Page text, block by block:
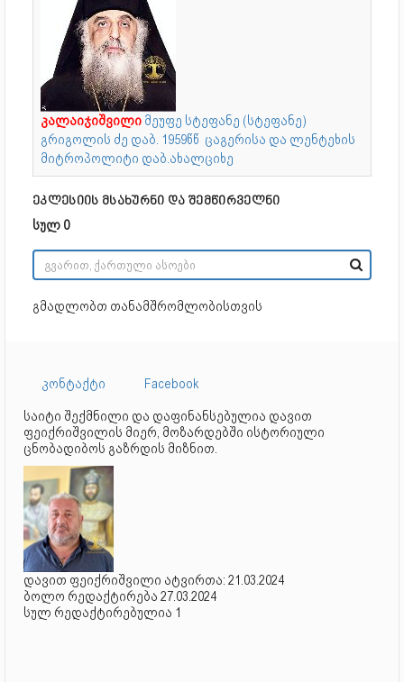
კალაიჯიშვილი მეუფე სტეფანე (სტეფანე)
გრიგოლის ძე დაბ. 1959წწ ცაგერისა და ლენტეხის
მიტროპოლიტი დაბ.ახალციხე
ეკლესიის მსახურნი და შემწირველნი
სულ 0
გმადლობთ თანამშრომლობისთვის
კონტაქტი
Facebook
საიტი შექმნილი და დაფინანსებულია დავით
ფეიქრიშვილის მიერ, მოზარდებში ისტორიული
ცნობადიბოს გაზრდის მიზნით.
დავით ფეიქრიშვილი ატვირთა: 21.03.2024
ბოლო რედაქტირება 27.03.2024
სულ რედაქტირებულია 1